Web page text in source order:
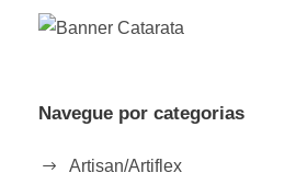
Navegue por categorias
Artisan/Artiflex